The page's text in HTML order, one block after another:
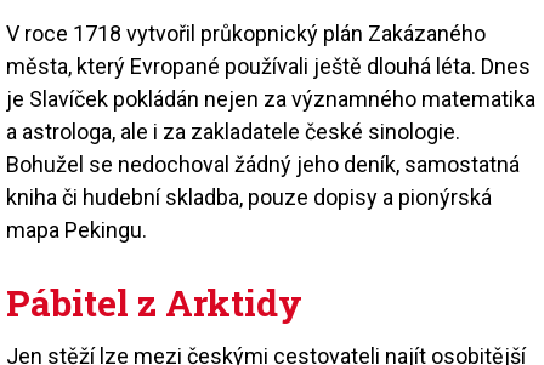
V roce 1718 vytvořil průkopnický plán Zakázaného
města, který Evropané používali ještě dlouhá léta. Dnes
je Slavíček pokládán nejen za významného matematika
a astrologa, ale i za zakladatele české sinologie.
Bohužel se nedochoval žádný jeho deník, samostatná
kniha či hudební skladba, pouze dopisy a pionýrská
mapa Pekingu.
Pábitel z Arktidy
Jen stěží lze mezi českými cestovateli najít osobitější